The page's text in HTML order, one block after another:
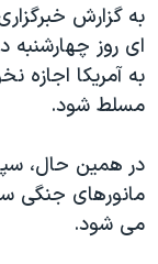
حقوق شهروندی
اقتصادی
علم و فناوری
اسرائیل در جنگ
گالری عکس
آرشیو پخش زنده
انتخابات ریاست
حمله جمهوری
رمز مهسا
ورزش زنان در
اعتراضات زن،
مجموعه مستندهای
به گزارش
ای روز چهارشنبه
به آمریکا اجازه
مسلط شود.
در همین حال،
مانورهای جنگی
می شود.